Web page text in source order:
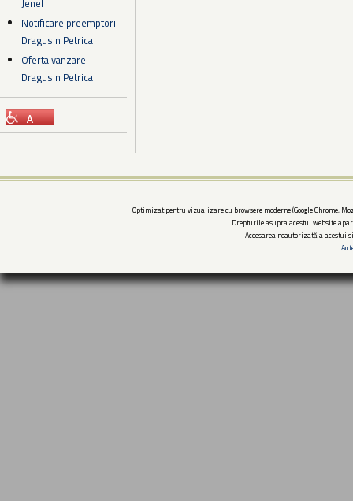
Notificare preemptori
Dragusin Petrica
Oferta vanzare
Dragusin Petrica
Optimizat pentru vizualizare cu browsere moderne (Google Chrome,
Drepturile asupra acestui website
Accesarea neautorizată a acestui